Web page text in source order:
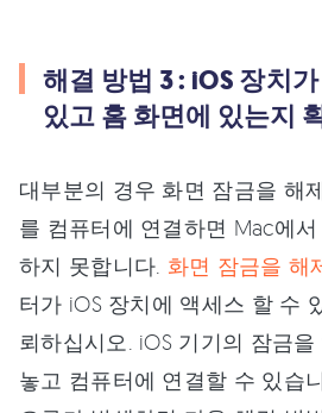
해결 방법 3 : iOS 장치
있고 홈 화면에 있는지
대부분의 경우 화면 잠금을 해
를 컴퓨터에 연결하면 Mac에
하지 못합니다. 화면 잠금을 해
터가 iOS 장치에 액세스 할 수
뢰하십시오. iOS 기기의 잠금
놓고 컴퓨터에 연결할 수 있습